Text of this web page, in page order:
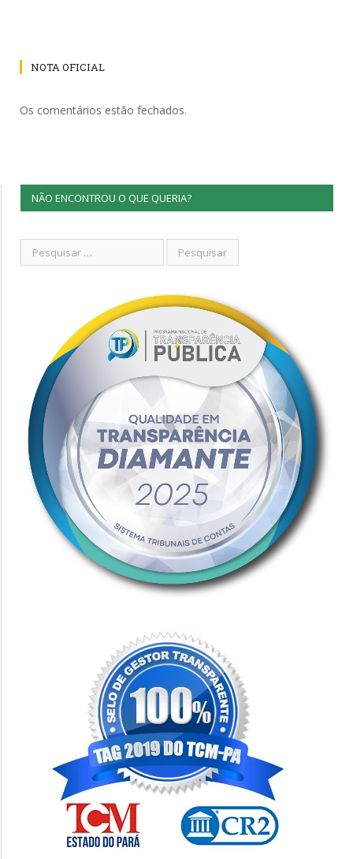
NOTA OFICIAL
Os comentários estão fechados.
NÃO ENCONTROU O QUE QUERIA?